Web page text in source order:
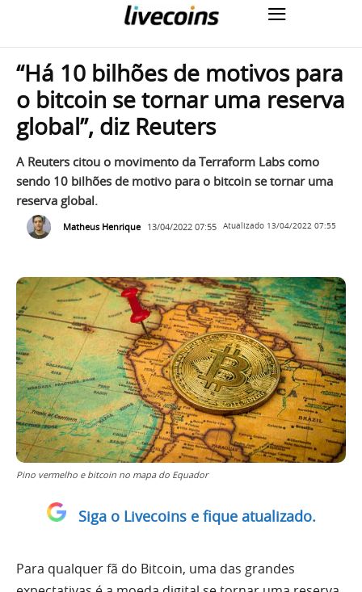
“Há 10 bilhões de motivos para
o bitcoin se tornar uma reserva
global”, diz Reuters
A Reuters citou o movimento da Terraform Labs como
sendo 10 bilhões de motivo para o bitcoin se tornar uma
reserva global.
Matheus Henrique 13/04/2022 07:55 Atualizado 13/04/2022 07:55
Pino vermelho e bitcoin no mapa do Equador
Siga o Livecoins e fique atualizado.
Para qualquer fã do Bitcoin, uma das grandes